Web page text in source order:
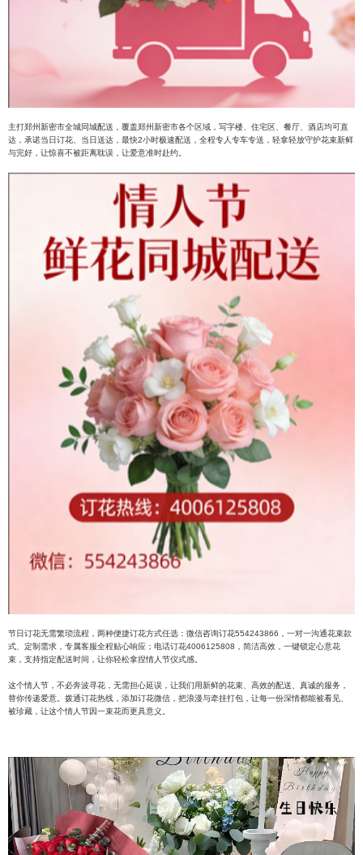
主打郑州新密市全城同城配送，覆盖郑州新密市各个区域，写字楼、住宅区、餐厅、酒店均可直
达，承诺当日订花、当日送达，最快2小时极速配送，全程专人专车专送，轻拿轻放守护花束新鲜
与完好，让惊喜不被距离耽误，让爱意准时赴约。
节日订花无需繁琐流程，两种便捷订花方式任选：微信咨询订花554243866，一对一沟通花束款
式、定制需求，专属客服全程贴心响应；电话订花4006125808，简洁高效，一键锁定心意花
束，支持指定配送时间，让你轻松拿捏情人节仪式感。
这个情人节，不必奔波寻花，无需担心延误，让我们用新鲜的花束、高效的配送、真诚的服务，
替你传递爱意。拨通订花热线，添加订花微信，把浪漫与牵挂打包，让每一份深情都能被看见、
被珍藏，让这个情人节因一束花而更具意义。